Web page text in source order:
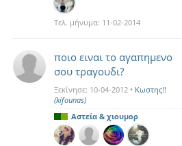
Τελ. μήνυμα: 11-02-2014
ποιο ειναι το αγαπημενο
σου τραγουδι?
Ξεκίνησε: 10-04-2012 • Κωστης!!
(kifounas)
Αστεία & χιουμορ